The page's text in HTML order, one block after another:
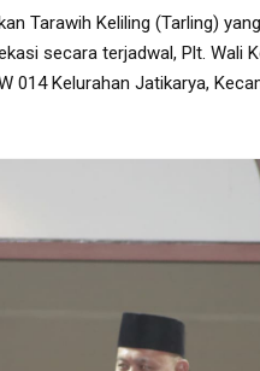
Tarawih Keliling (Tarling)
secara terjadwal, Plt. Wali
014 Kelurahan Jatikarya,